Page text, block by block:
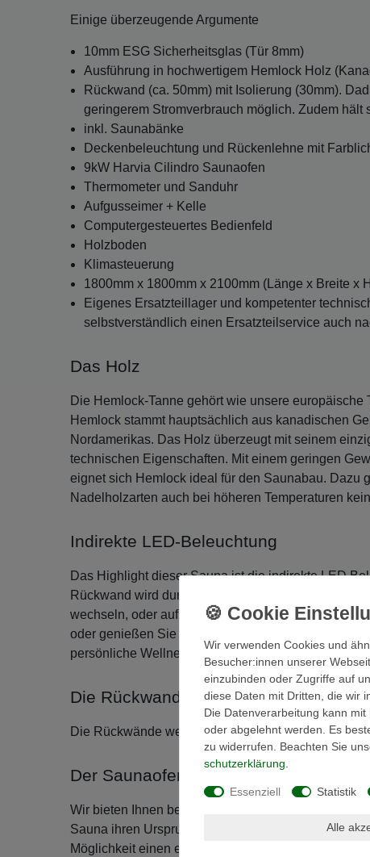
Einige überzeugende Argumente
10mm ESG Sicherheitsglas (Tür 8mm)
Ausführung in hochwertigem Hemlock Holz
Rückwand (ca. 50mm) mit Isolierung (30mm).
geringerem Stromverbrauch möglich. Zudem hält
inkl. Saunabänke
Deckenbeleuchtung und Rückenlehne mit
9kW Harvia Cilindro Saunaofen
Thermometer und Sanduhr
Aufgusseimer + Kelle
Computergesteuertes Bedienfeld
Holzboden
Klimasteuerung
1800mm x 1800mm x 2100mm (Länge x Breite x
Eigenes Ersatzteillager und kompetenter
selbstverständlich einen Ersatzteilservice auch
Das Holz
Die Hemlock-Tanne gehört wie unsere
Hemlock stammt hauptsächlich aus kanadischen
Nordamerikas. Das Holz überzeugt mit seinem
technischen Eigenschaften. Mit einem geringen
eignet sich Hemlock ideal für den Saunabau. Dazu
Nadelholzarten auch bei höheren Temperaturen
Indirekte LED-Beleuchtung
Das Highlight dieser Sauna ist die indirekte LED
Rückwand wird durch viele kleine LED´s indirekt
wechseln, oder auf einer Farbe stehen bleiben.
oder genießen Sie einen wohltuenden Aufguss. Mit
persönliche Wellnessoase ins eigenen Zuhause.
Die Rückwand
Die Rückwände werden vormoniert in einem Stück
Der Saunaofen Harvia Cilindro
Wir bieten Ihnen bei diesem Modell einen
Sauna ihren Ursprung hat - gefertigt wurde. Das
Möglichkeit einen echten finnischen Aufguss zu
Wir verwenden Cookies und
Besucher:innen unserer
einzubinden oder Zugriffe auf
diese Daten mit Dritten, die wir
Die Datenverarbeitung kann
oder abgelehnt werden. Es
zu widerrufen. Beachten Sie
schutz­erklärung
Essenziell Statistik
Alle